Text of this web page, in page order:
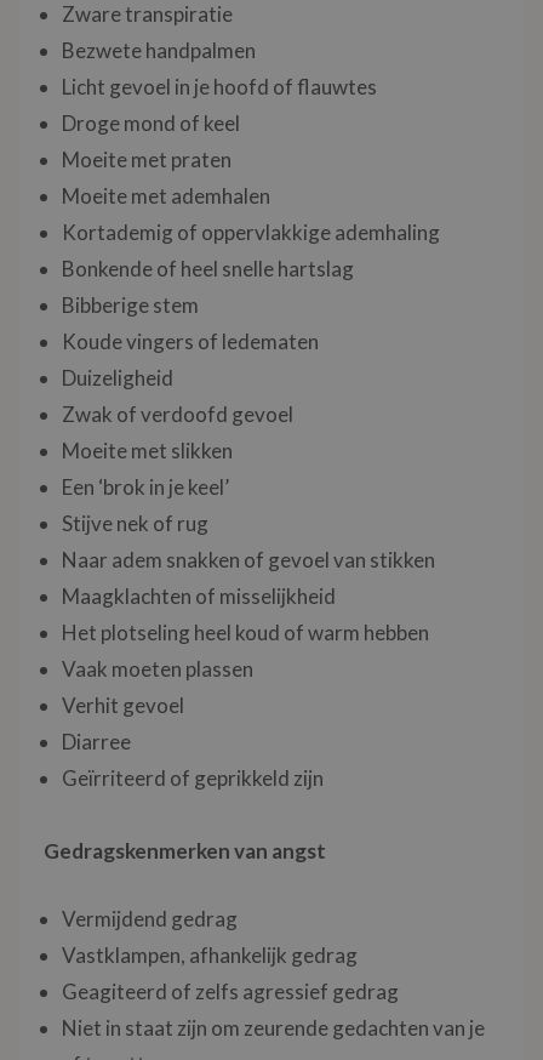
Zware transpiratie
Bezwete handpalmen
Licht gevoel in je hoofd of flauwtes
Droge mond of keel
Moeite met praten
Moeite met ademhalen
Kortademig of oppervlakkige ademhaling
Bonkende of heel snelle hartslag
Bibberige stem
Koude vingers of ledematen
Duizeligheid
Zwak of verdoofd gevoel
Moeite met slikken
Een ‘brok in je keel’
Stijve nek of rug
Naar adem snakken of gevoel van stikken
Maagklachten of misselijkheid
Het plotseling heel koud of warm hebben
Vaak moeten plassen
Verhit gevoel
Diarree
Geïrriteerd of geprikkeld zijn
Gedragskenmerken van angst
Vermijdend gedrag
Vastklampen, afhankelijk gedrag
Geagiteerd of zelfs agressief gedrag
Niet in staat zijn om zeurende gedachten van je